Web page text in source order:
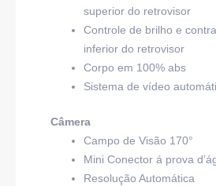
superior do retrovisor
Controle de brilho e
inferior do retrovisor
Corpo em 100% abs
Sistema de vídeo
Câmera
Campo de Visão 170°
Mini Conector á prova
Resolução Automática